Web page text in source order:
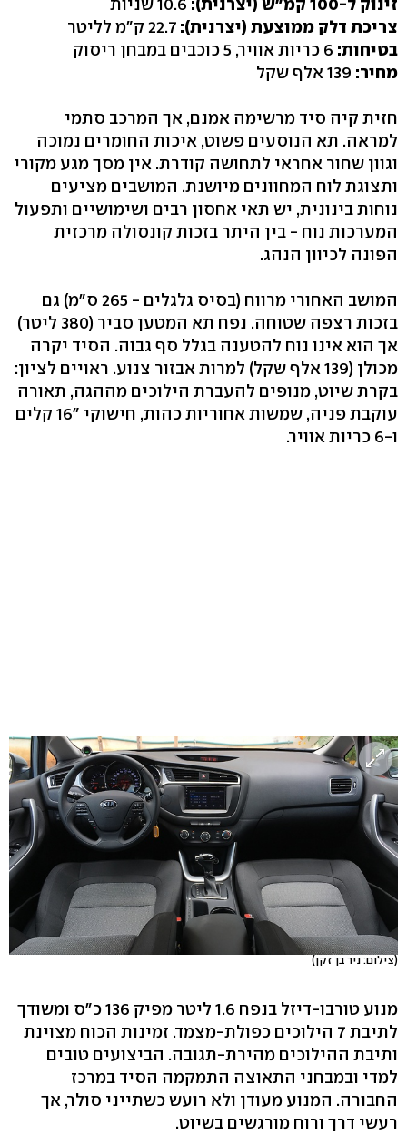
צריכת דלק ממוצעת (יצרנית):
בטיחות:
מחיר:
חזית קיה סיד מרשימה אמנם, אך המרכב סתמי
למראה. תא הנוסעים פשוט, איכות החומרים נמוכה
וגוון שחור אחראי לתחושה קודרת. אין מסך מגע מקורי
ותצוגת לוח המחוונים מיושנת. המושבים מציעים
נוחות בינונית, יש תאי אחסון רבים ושימושיים ותפעול
המערכות נוח - בין היתר בזכות קונסולה מרכזית
הפונה לכיוון הנהג.
המושב האחורי מרווח (בסיס גלגלים - 265 ס"מ) גם
בזכות רצפה שטוחה. נפח תא המטען סביר (380 ליטר)
אך הוא אינו נוח להטענה בגלל סף גבוה. הסיד יקרה
מכולן (139 אלף שקל) למרות אבזור צנוע. ראויים לציון:
בקרת שיוט, מנופים להעברת הילוכים מההגה, תאורה
עוקבת פניה, שמשות אחוריות כהות, חישוקי "16 קלים
ו-6 כריות אוויר.
(צילום: ניר בן זקן)
מנוע טורבו-דיזל בנפח 1.6 ליטר מפיק 136 כ"ס ומשודך
לתיבת 7 הילוכים כפולת-מצמד. זמינות הכוח מצוינת
ותיבת ההילוכים מהירת-תגובה. הביצועים טובים
למדי ובמבחני התאוצה התמקמה הסיד במרכז
החבורה. המנוע מעודן ולא רועש כשתייני סולר, אך
רעשי דרך ורוח מורגשים בשיוט.